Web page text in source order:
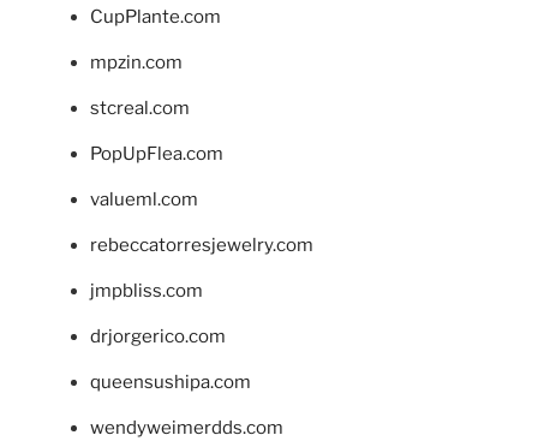
CupPlante.com
mpzin.com
stcreal.com
PopUpFlea.com
valueml.com
rebeccatorresjewelry.com
jmpbliss.com
drjorgerico.com
queensushipa.com
wendyweimerdds.com